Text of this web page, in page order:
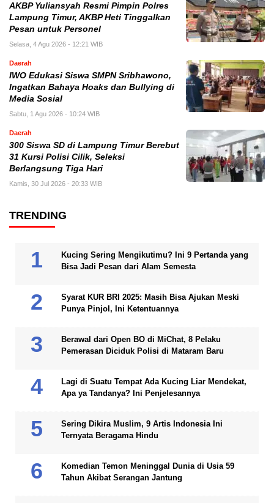
AKBP Yuliansyah Resmi Pimpin Polres
Lampung Timur, AKBP Heti Tinggalkan
Pesan untuk Personel
Selasa, 4 Agu 2026 - 12:21 WIB
Daerah
IWO Edukasi Siswa SMPN Sribhawono,
Ingatkan Bahaya Hoaks dan Bullying di
Media Sosial
Sabtu, 1 Agu 2026 - 10:24 WIB
Daerah
300 Siswa SD di Lampung Timur Berebut
31 Kursi Polisi Cilik, Seleksi
Berlangsung Tiga Hari
Kamis, 30 Jul 2026 - 20:33 WIB
TRENDING
Kucing Sering Mengikutimu? Ini 9 Pertanda yang
Bisa Jadi Pesan dari Alam Semesta
Syarat KUR BRI 2025: Masih Bisa Ajukan Meski
Punya Pinjol, Ini Ketentuannya
Berawal dari Open BO di MiChat, 8 Pelaku
Pemerasan Diciduk Polisi di Mataram Baru
Lagi di Suatu Tempat Ada Kucing Liar Mendekat,
Apa ya Tandanya? Ini Penjelesannya
Sering Dikira Muslim, 9 Artis Indonesia Ini
Ternyata Beragama Hindu
Komedian Temon Meninggal Dunia di Usia 59
Tahun Akibat Serangan Jantung